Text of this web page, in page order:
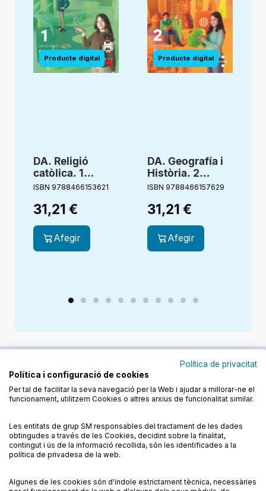
DA. Religió
catòlica. 1
Secundaria
María. Edèn.
Revola
ISBN 9788466153621
31,21 €
Afegir
DA. Geografía i
Història. 2
Secundaria.
ISBN 9788466157629
31,21 €
Afegir
Condicions de compra Condicions d’ús
Política de privacitat
Política i configuració de cookies
Per tal de facilitar la seva navegació per la Web i ajudar a millorar-ne el
funcionament, utilitzem Cookies o altres arxius de funcionalitat similar.
Les entitats de grup SM responsables del tractament de les dades
obtingudes a través de les Cookies, decidint sobre la finalitat,
contingut i ús de la informació recollida, són les identificades a la
política de privadesa de la web.
Algunes de les cookies són d'índole estrictament tècnica, necessàries